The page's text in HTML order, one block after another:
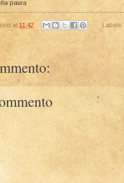
paura
at 11:42 Labels: